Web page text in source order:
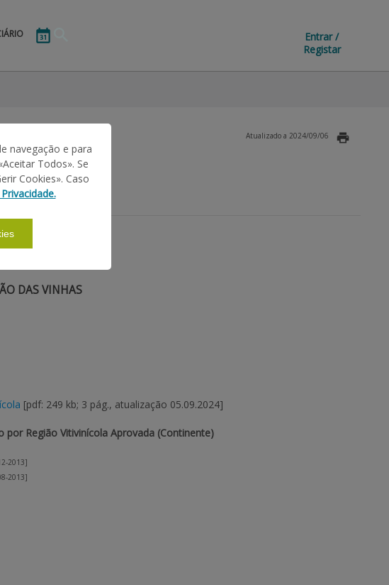
Entrar /
Registar
Atualizado a 2024/09/06
DAS VINHAS
[pdf: 249 kb; 3 pág., atualização 05.09.2024]
por Região Vitivinícola Aprovada (Continente)
2013]
2013]
navegação e para
Todos». Se
Cookies». Caso